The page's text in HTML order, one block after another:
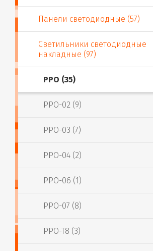
Панели светодиодные (57)
Светильники светодиодные
накладные (97)
PPO (35)
PPO-02 (9)
PPO-03 (7)
PPO-04 (2)
PPO-06 (1)
PPO-07 (8)
PPO-T8 (3)